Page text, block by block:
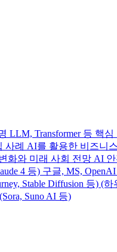
LLM, Transformer 등 핵
사례 AI를 활용한 비즈니
화와 미래 사회 전망 AI
4 등) 구글, MS,
Stable Diffusion 등) (
Suno AI 등)